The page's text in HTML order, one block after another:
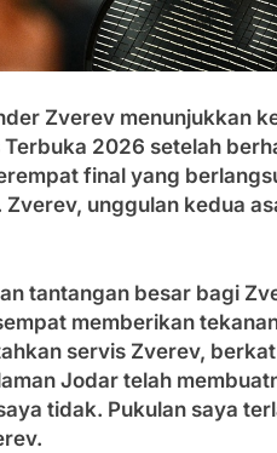
Zverev menunjukkan
2026 setelah
final yang
unggulan kedua
tantangan besar bagi
memberikan
servis Zverev,
Jodar telah
tidak. Pukulan saya